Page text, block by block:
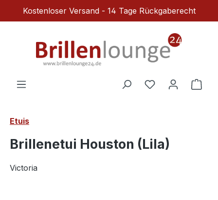
Zum Hauptinhalt springen
Kostenloser Versand - 14 Tage Rückgaberecht
Du hast 0
Etuis
Brillenetui Houston (Lila)
Victoria